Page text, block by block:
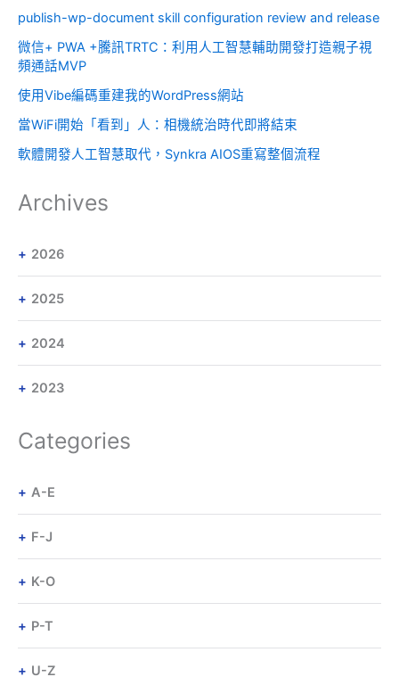
publish-wp-document skill configuration review and release
微信+ PWA +騰訊TRTC：利用人工智慧輔助開發打造親子視
頻通話MVP
使用Vibe編碼重建我的WordPress網站
當WiFi開始「看到」人：相機統治時代即將結束
軟體開發人工智慧取代，Synkra AIOS重寫整個流程
Archives
2026
2025
2024
2023
Categories
A-E
F-J
K-O
P-T
U-Z